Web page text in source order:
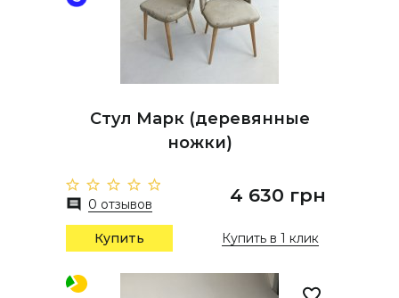
Стул Марк (деревянные
ножки)
0 отзывов 4 630 грн
Купить Купить в 1 клик